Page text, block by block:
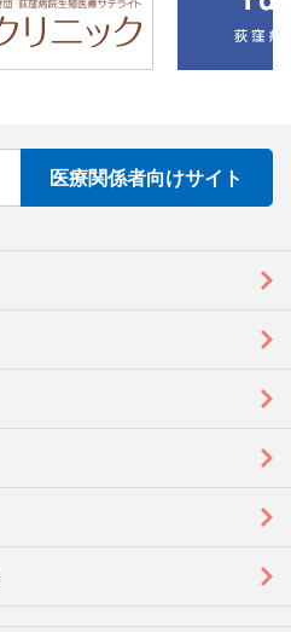
医療関係者向けサイト